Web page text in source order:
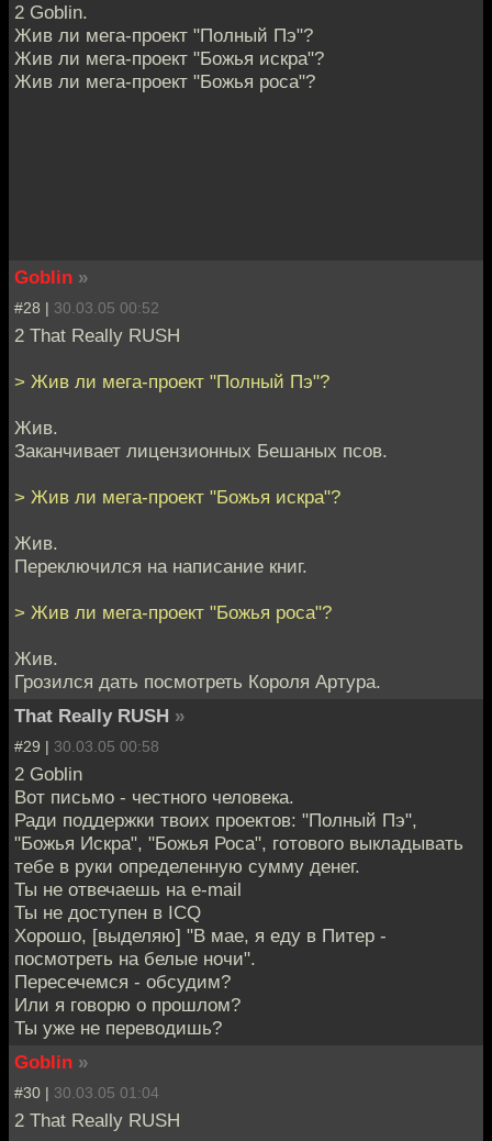
2 Goblin.
Жив ли мега-проект "Полный Пэ"?
Жив ли мега-проект "Божья искра"?
Жив ли мега-проект "Божья роса"?
Goblin »
#28 | 30.03.05 00:52
2 That Really RUSH
> Жив ли мега-проект "Полный Пэ"?
Жив.
Заканчивает лицензионных Бешаных псов.
> Жив ли мега-проект "Божья искра"?
Жив.
Переключился на написание книг.
> Жив ли мега-проект "Божья роса"?
Жив.
Грозился дать посмотреть Короля Артура.
That Really RUSH »
#29 | 30.03.05 00:58
2 Goblin
Вот письмо - честного человека.
Ради поддержки твоих проектов: "Полный Пэ",
"Божья Искра", "Божья Роса", готового выкладывать
тебе в руки определенную сумму денег.
Ты не отвечаешь на e-mail
Ты не доступен в ICQ
Хорошо, [выделяю] "В мае, я еду в Питер -
посмотреть на белые ночи".
Пересечемся - обсудим?
Или я говорю о прошлом?
Ты уже не переводишь?
Goblin »
#30 | 30.03.05 01:04
2 That Really RUSH